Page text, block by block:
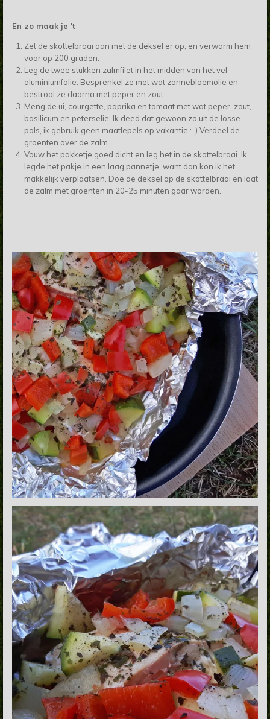
En zo maak je 't
Zet de skottelbraai aan met de deksel er op, en verwarm hem
voor op 200 graden.
Leg de twee stukken zalmfilet in het midden van het vel
aluminiumfolie. Besprenkel ze met wat zonnebloemolie en
bestrooi ze daarna met peper en zout.
Meng de ui, courgette, paprika en tomaat met wat peper, zout,
basilicum en peterselie. Ik deed dat gewoon zo uit de losse
pols, ik gebruik geen maatlepels op vakantie :-) Verdeel de
groenten over de zalm.
Vouw het pakketje goed dicht en leg het in de skottelbraai. Ik
legde het pakje in een laag pannetje, want dan kon ik het
makkelijk verplaatsen. Doe de deksel op de skottelbraai en laat
de zalm met groenten in 20-25 minuten gaar worden.